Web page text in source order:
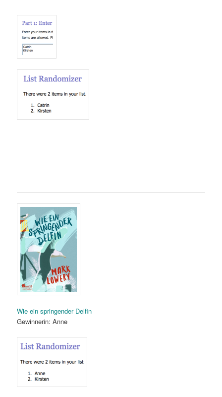
Wie ein springender Delfin
Gewinnerin: Anne